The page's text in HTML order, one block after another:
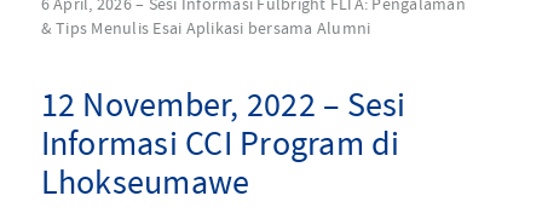
& Tips Menulis Esai Aplikasi bersama Alumni
12 November, 2022 – Sesi
Informasi CCI Program di
Lhokseumawe